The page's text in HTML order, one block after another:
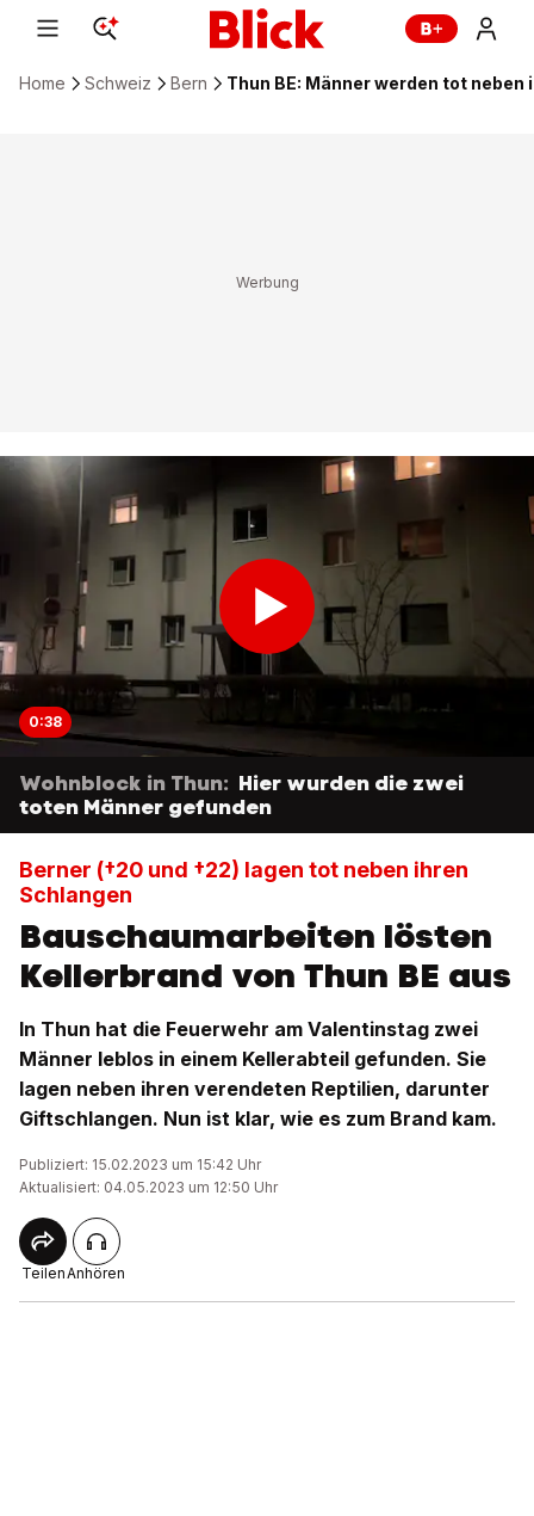
Home Schweiz Bern Thun BE: Männer werden tot
0:38
Wohnblock in Thun: Hier wurden die zwei
toten Männer gefunden
Berner (†20 und †22) lagen tot neben ihren
Schlangen
Bauschaumarbeiten lösten
Kellerbrand von Thun BE aus
In Thun hat die Feuerwehr am Valentinstag zwei
Männer leblos in einem Kellerabteil gefunden. Sie
lagen neben ihren verendeten Reptilien, darunter
Giftschlangen. Nun ist klar, wie es zum Brand kam.
Publiziert: 15.02.2023 um 15:42 Uhr
Aktualisiert: 04.05.2023 um 12:50 Uhr
TeilenAnhören